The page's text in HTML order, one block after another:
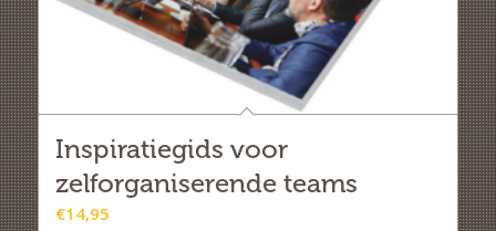
Inspiratiegids voor
zelforganiserende teams
€14,95